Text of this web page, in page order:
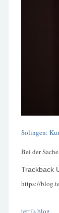
Solingen:
Bei der
Trackback
https://